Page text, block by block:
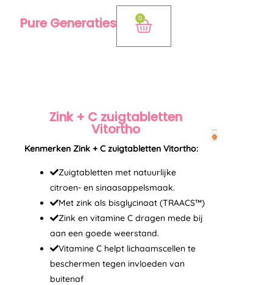
Pure Generaties 0
Winkelwagen
Zink + C zuigtabletten
Vitortho
Kenmerken Zink + C zuigtabletten Vitortho:
Zuigtabletten met natuurlijke
citroen- en sinaasappelsmaak.
Met zink als bisglycinaat (TRAACS™)
Zink en vitamine C dragen mede bij
aan een goede weerstand.
Vitamine C helpt lichaamscellen te
beschermen tegen invloeden van
buitenaf